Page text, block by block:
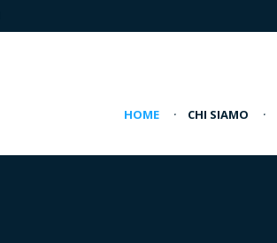
HOME · CHI SIAMO ·